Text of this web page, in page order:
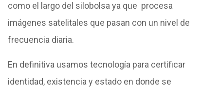
como el largo del silobolsa ya que procesa
imágenes satelitales que pasan con un nivel de
frecuencia diaria.
En definitiva usamos tecnología para certificar
identidad, existencia y estado en donde se